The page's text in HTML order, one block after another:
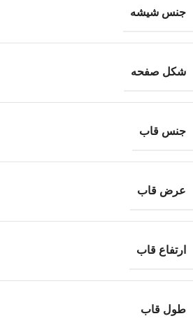
جنس شیشه
شکل صفحه
جنس قاب
عرض قاب
ارتفاع قاب
طول قاب